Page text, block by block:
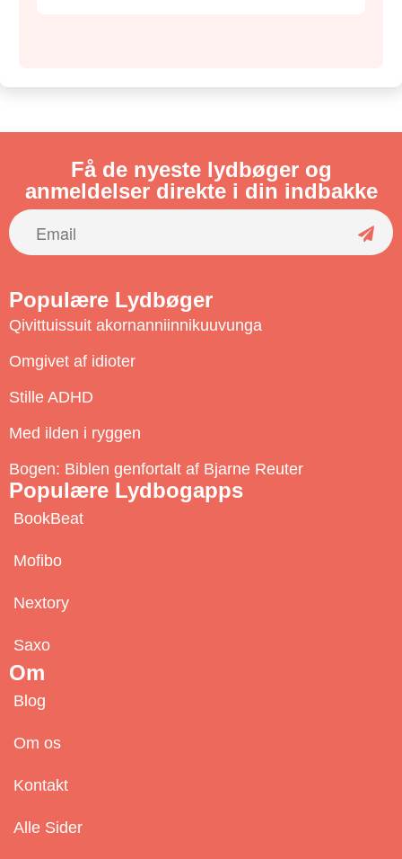
Få de nyeste lydbøger og
anmeldelser direkte i din indbakke
S
Om
Blog
Om os
Kontakt
Alle Sider
Populære Lydbøger
Qivittuissuit akornanniinnikuuvunga
Omgivet af idioter
Stille ADHD
Med ilden i ryggen
Bogen: Biblen genfortalt af Bjarne Reuter
Populære Lydbogapps
BookBeat
Mofibo
Nextory
Saxo